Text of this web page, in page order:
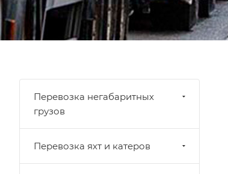
Перевозка негабаритных
грузов
Перевозка яхт и катеров